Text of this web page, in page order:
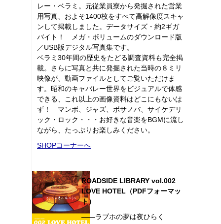
レー・ベラミ。元従業員寮から発掘された営業
用写真、およそ1400枚をすべて高解像度スキャ
ンして掲載しました。データサイズ・約2ギガ
バイト！ メガ・ボリュームのダウンロード版
／USB版デジタル写真集です。
ベラミ30年間の歴史をたどる調査資料も完全掲
載。さらに写真と共に発掘された当時の８ミリ
映像が、動画ファイルとしてご覧いただけま
す。昭和のキャバレー世界をビジュアルで体感
できる、これ以上の画像資料はどこにもないは
ず！ マンボ、ジャズ、ボサノバ、サイケデリ
ック・ロック・・・お好きな音楽をBGMに流し
ながら、たっぷりお楽しみください。
SHOPコーナーへ
ROADSIDE LIBRARY vol.002
LOVE HOTEL（PDFフォーマッ
ト）
――ラブホの夢は夜ひらく